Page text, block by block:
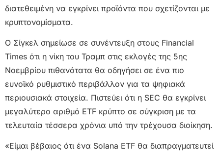
διατεθειμένη να εγκρίνει προϊόντα που σχετίζονται με
κρυπτονομίσματα.
Ο Σίγκελ σημείωσε σε συνέντευξη στους Financial
Times ότι η νίκη του Τραμπ στις εκλογές της 5ης
Νοεμβρίου πιθανότατα θα οδηγήσει σε ένα πιο
ευνοϊκό ρυθμιστικό περιβάλλον για τα ψηφιακά
περιουσιακά στοιχεία. Πιστεύει ότι η SEC θα εγκρίνει
μεγαλύτερο αριθμό ETF κρύπτο σε σύγκριση με τα
τελευταία τέσσερα χρόνια υπό την τρέχουσα διοίκηση.
«Είμαι βέβαιος ότι ένα Solana ETF θα διαπραγματευτεί